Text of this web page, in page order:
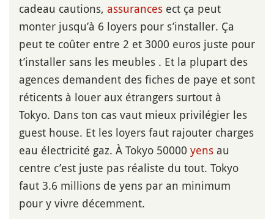
cadeau cautions, assurances ect ça peut
monter jusqu’à 6 loyers pour s’installer. Ça
peut te coûter entre 2 et 3000 euros juste pour
t’installer sans les meubles . Et la plupart des
agences demandent des fiches de paye et sont
réticents à louer aux étrangers surtout à
Tokyo. Dans ton cas vaut mieux privilégier les
guest house. Et les loyers faut rajouter charges
eau électricité gaz. À Tokyo 50000 yens au
centre c’est juste pas réaliste du tout. Tokyo
faut 3.6 millions de yens par an minimum
pour y vivre décemment.